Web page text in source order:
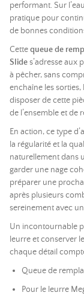
performant. Sur
pratique pour
de bonnes
Cettequeue de
Slides’adresse aux
à pêcher, sans
enchaîne les sorties,
disposer de cette
de l’ensemble et de
En action, ce type
la régularité et la
naturellement dans
garder une nage
préparer une
après plusieurs
sereinement avec
Un incontournable
leurre et conserver
chaque détail
Queue de
Pour le leurre